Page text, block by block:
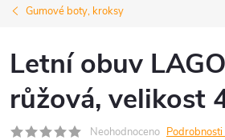
Gumové boty, kroksy
Letní obuv
růžová, velikost
Neohodnoceno